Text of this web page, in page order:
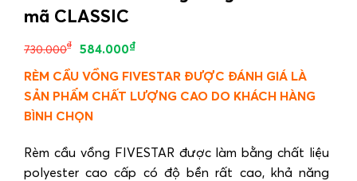
mã CLASSIC
730.000₫ 584.000₫
RÈM CẦU VỒNG FIVESTAR ĐƯỢC ĐÁNH GIÁ LÀ
SẢN PHẨM CHẤT LƯỢNG CAO DO KHÁCH HÀNG
BÌNH CHỌN
Rèm cầu vồng FIVESTAR được làm bằng chất liệu
polyester cao cấp có độ bền rất cao, khả năng